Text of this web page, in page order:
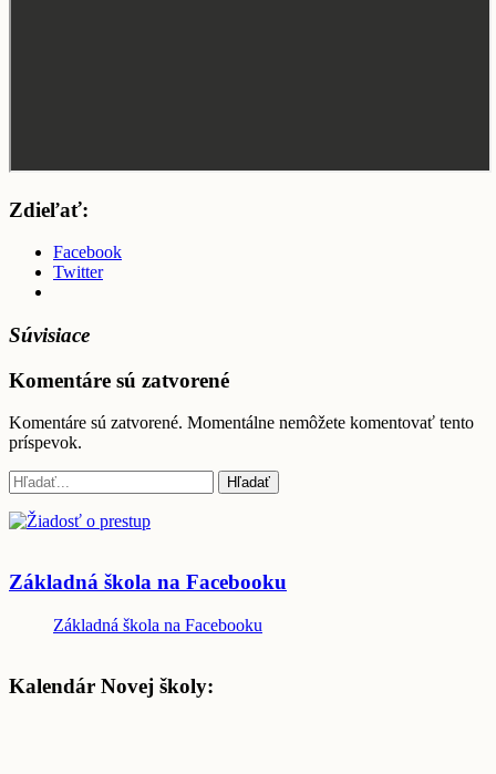
Zdieľať:
Facebook
Twitter
Súvisiace
Komentáre sú zatvorené
Komentáre sú zatvorené. Momentálne nemôžete komentovať tento
príspevok.
Základná škola na Facebooku
Základná škola na Facebooku
Kalendár Novej školy: